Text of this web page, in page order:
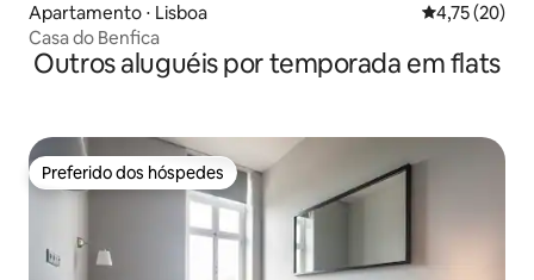
Apartamento ⋅ Lisboa 4,75 de uma
4,75 (20)
Casa do Benfica
Outros aluguéis por temporada em flats
Preferido dos hóspedes
Preferido dos hóspedes